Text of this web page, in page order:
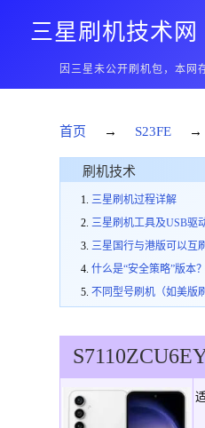
三星刷机技术网
因三星未公开刷机包，本网
首页 → S23FE →
刷机技术
三星刷机过程详解
三星刷机工具及USB驱
三星国行与港版可以互
什么是“安全策略”版本
不同型号刷机（如美版
S7110ZCU6